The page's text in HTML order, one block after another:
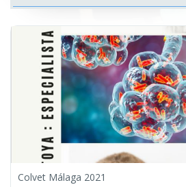
Colvet Málaga 2021